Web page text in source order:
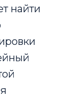
найти